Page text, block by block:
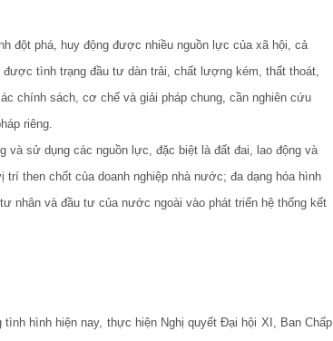
đột phá, huy động được nhiều nguồn lực của xã hội, cả
tình trạng đầu tư dàn trải, chất lượng kém, thất thoát,
chính sách, cơ chế và giải pháp chung, cần nghiên cứu
riêng.
và sử dụng các nguồn lực, đặc biệt là đất đai, lao động và
then chốt của doanh nghiệp nhà nước; đa dạng hóa hình
nhân và đầu tư của nước ngoài vào phát triển hệ thống kết
hình hiện nay, thực hiện Nghị quyết Đại hội XI, Ban Chấp